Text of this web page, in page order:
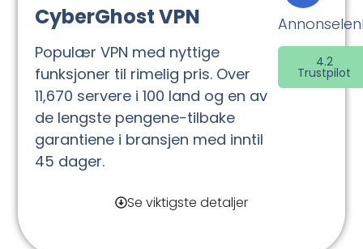
CyberGhost VPN
Populær VPN med nyttige
funksjoner til rimelig pris. Over
11,670 servere i 100 land og en av
de lengste pengene-tilbake
garantiene i bransjen med inntil
45 dager.
4.2
Trustpilot
Se viktigste detaljer